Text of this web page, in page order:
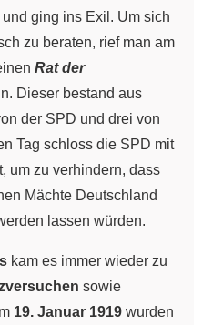
und ging ins Exil. Um sich
zu beraten, rief man am
Rat der
Dieser bestand aus
der SPD und drei von
Tag schloss die SPD mit
um zu verhindern, dass
Mächte Deutschland
lassen würden.
kam es immer wieder zu
sowie
19. Januar 1919 wurden